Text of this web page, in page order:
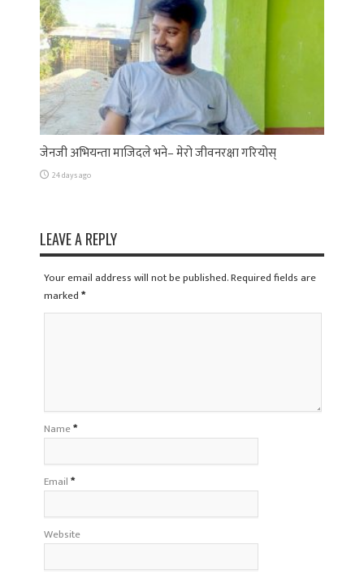
जेनजी अभियन्ता माजिदले भने– मेरो जीवनरक्षा गरियोस्
24 days ago
LEAVE A REPLY
Your email address will not be published. Required fields are
marked*
Name*
Email*
Website